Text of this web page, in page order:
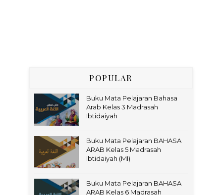
POPULAR
Buku Mata Pelajaran Bahasa
Arab Kelas 3 Madrasah
Ibtidaiyah
Buku Mata Pelajaran BAHASA
ARAB Kelas 5 Madrasah
Ibtidaiyah (MI)
Buku Mata Pelajaran BAHASA
ARAB Kelas 6 Madrasah